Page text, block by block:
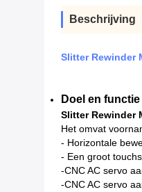
Beschrijving
Slitter Rewinder
Doel en functie
Slitter Rewinder
Het omvat
- Horizontale
- Een groot
-CNC AC servo
-CNC AC servo